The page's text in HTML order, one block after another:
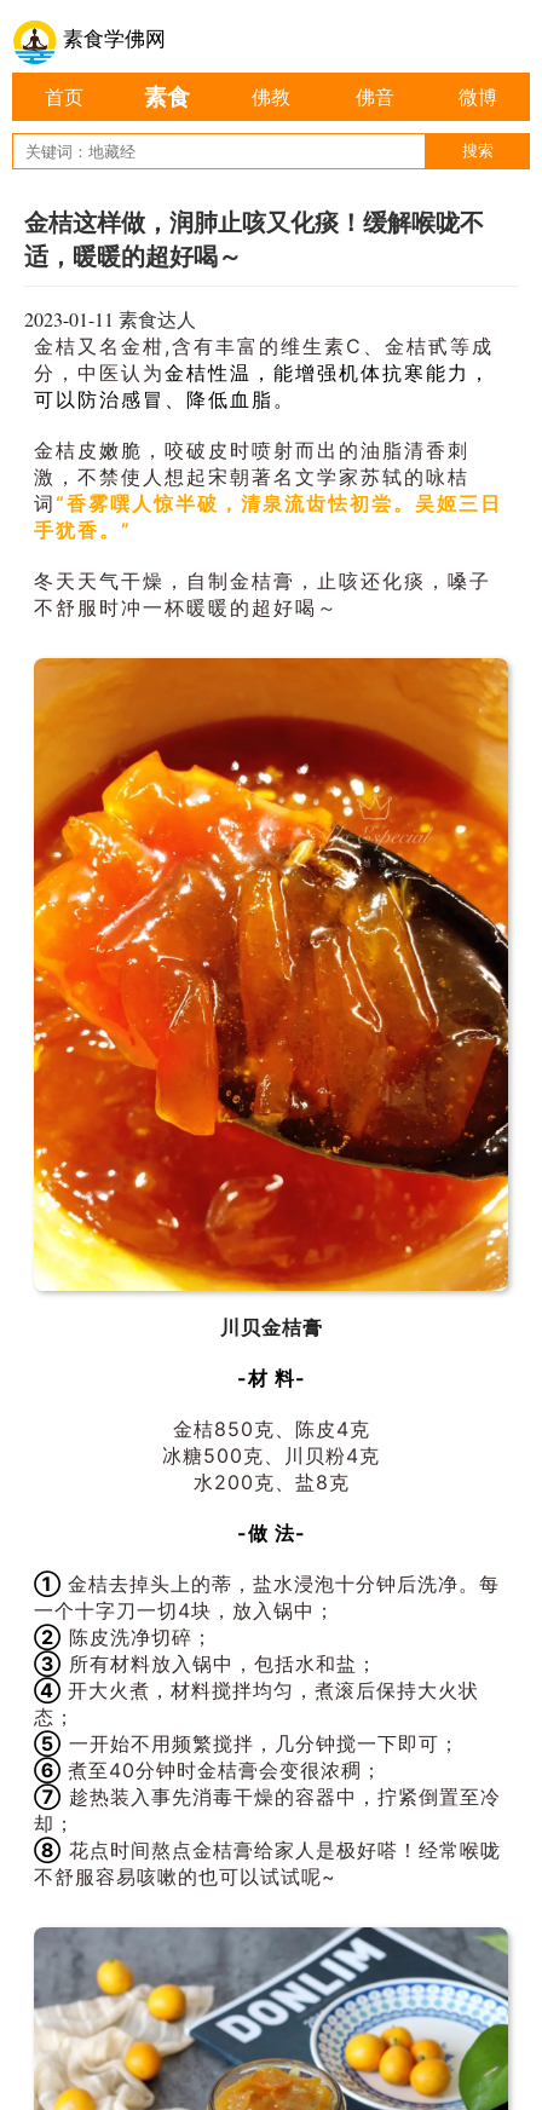
素食学佛网
首页 素食 佛教 佛音 微博
金桔这样做，润肺止咳又化痰！缓解喉咙不
适，暖暖的超好喝～
2023-01-11 素食达人
金桔又名金柑,含有丰富的维生素C、金桔甙等成
分，中医认为金桔性温，能增强机体抗寒能力，
可以防治感冒、降低血脂。
金桔皮嫩脆，咬破皮时喷射而出的油脂清香刺
激，不禁使人想起宋朝著名文学家苏轼的咏桔
词“香雾噀人惊半破，清泉流齿怯初尝。吴姬三日
手犹香。”
冬天天气干燥，自制金桔膏，止咳还化痰，嗓子
不舒服时冲一杯暖暖的超好喝～
川贝金桔膏
-材 料-
金桔850克、陈皮4克
冰糖500克、川贝粉4克
水200克、盐8克
-做 法-
① 金桔去掉头上的蒂，盐水浸泡十分钟后洗净。每
一个十字刀一切4块，放入锅中；
② 陈皮洗净切碎；
③ 所有材料放入锅中，包括水和盐；
④ 开大火煮，材料搅拌均匀，煮滚后保持大火状
态；
⑤ 一开始不用频繁搅拌，几分钟搅一下即可；
⑥ 煮至40分钟时金桔膏会变很浓稠；
⑦ 趁热装入事先消毒干燥的容器中，拧紧倒置至冷
却；
⑧ 花点时间熬点金桔膏给家人是极好嗒！经常喉咙
不舒服容易咳嗽的也可以试试呢~